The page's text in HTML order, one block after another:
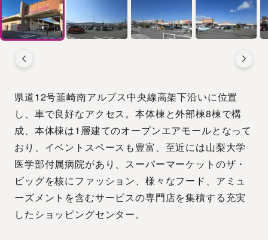
県道12号韮崎南アルプス中央線高架下沿いに位置
し、車で良好なアクセス。本体棟と外部棟8棟で構
成、本体棟は1層建てのオープンエアモールとなって
おり、イベントスペースも豊富、至近には山梨大学
医学部付属病院があり、スーパーマーケットのザ・
ビッグを核にファッション、様々なフード、アミュ
ーズメントを含むサービスの専門店を集積する充実
したショッピングセンター。